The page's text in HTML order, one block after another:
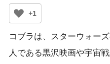
+1
コブラは、スターウォー
人である黒沢映画や宇宙